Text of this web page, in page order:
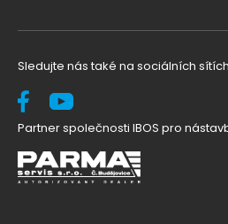
Sledujte nás také na sociálních sítích
Partner společnosti IBOS pro